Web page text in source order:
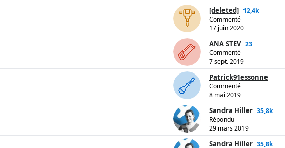
[deleted] 12,4k
Commenté
17 juin 2020
ANA STEV 23
Commenté
7 sept. 2019
Patrick91essonne
Commenté
8 mai 2019
Sandra Hiller 35,8k
Répondu
29 mars 2019
Sandra Hiller 35,8k